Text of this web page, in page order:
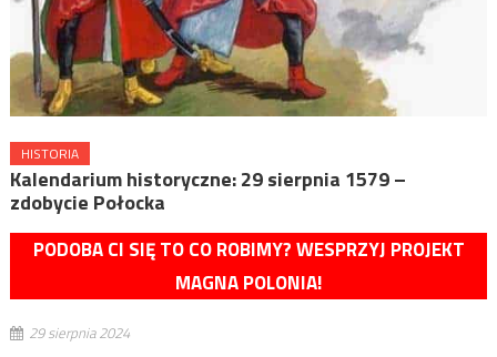
HISTORIA
Kalendarium historyczne: 29 sierpnia 1579 –
zdobycie Połocka
PODOBA CI SIĘ TO CO ROBIMY? WESPRZYJ PROJEKT
MAGNA POLONIA!
29 sierpnia 2024